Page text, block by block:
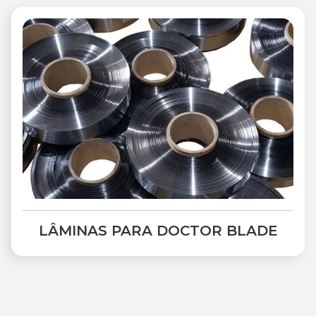
LÂMINAS PARA DOCTOR BLADE